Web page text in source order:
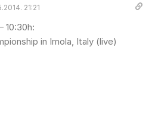
21:21
10:30h:
in Imola, Italy (live)